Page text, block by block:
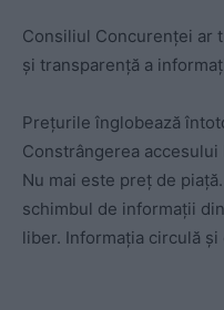
Consiliul Concurenței ar
și transparență a
Prețurile înglobează
Constrângerea
Nu mai este preț de
schimbul de informații
liber. Informația circulă